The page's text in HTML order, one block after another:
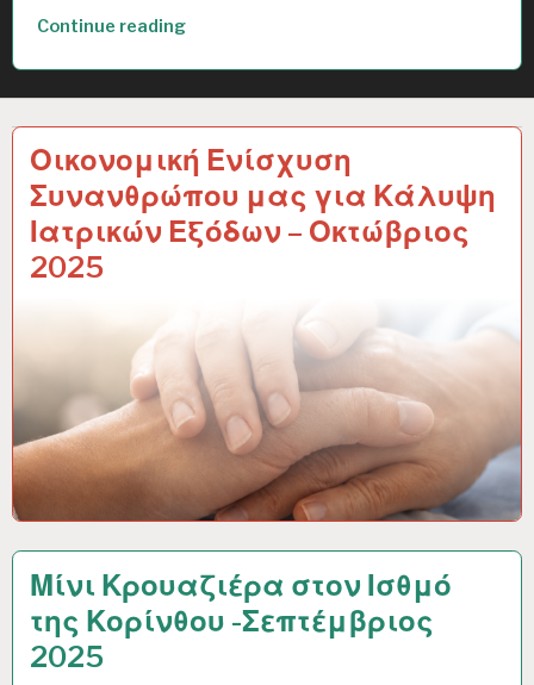
Continue reading
Οικονομική Ενίσχυση
Συνανθρώπου μας για Κάλυψη
Ιατρικών Εξόδων – Οκτώβριος
2025
Μίνι Κρουαζιέρα στον Ισθμό
της Κορίνθου -Σεπτέμβριος
2025